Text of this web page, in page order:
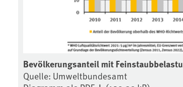
Bevölkerungsanteil mit
Quelle: Umweltbundesamt